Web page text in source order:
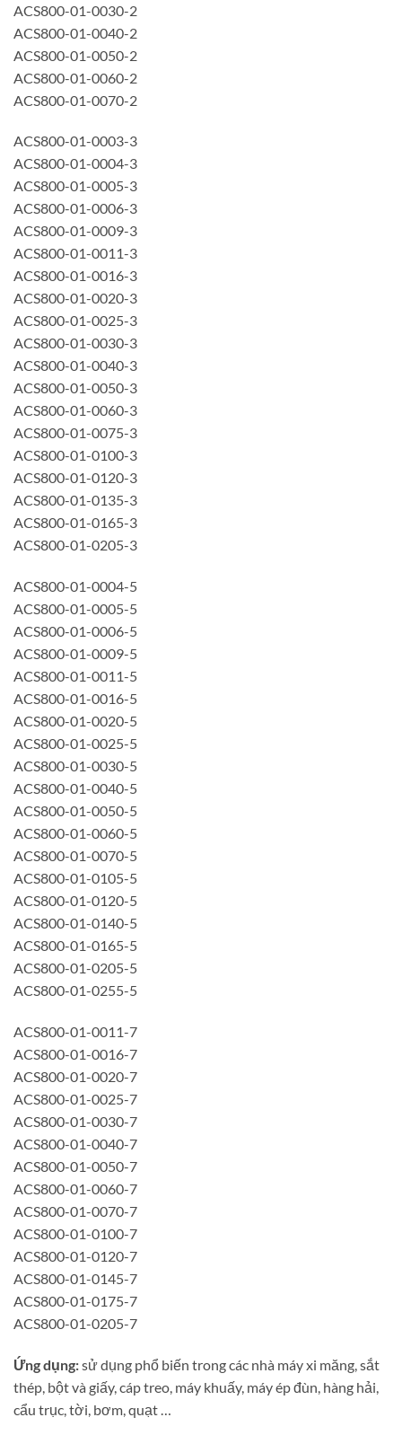
ACS800-01-0030-2
ACS800-01-0040-2
ACS800-01-0050-2
ACS800-01-0060-2
ACS800-01-0070-2
ACS800-01-0003-3
ACS800-01-0004-3
ACS800-01-0005-3
ACS800-01-0006-3
ACS800-01-0009-3
ACS800-01-0011-3
ACS800-01-0016-3
ACS800-01-0020-3
ACS800-01-0025-3
ACS800-01-0030-3
ACS800-01-0040-3
ACS800-01-0050-3
ACS800-01-0060-3
ACS800-01-0075-3
ACS800-01-0100-3
ACS800-01-0120-3
ACS800-01-0135-3
ACS800-01-0165-3
ACS800-01-0205-3
ACS800-01-0004-5
ACS800-01-0005-5
ACS800-01-0006-5
ACS800-01-0009-5
ACS800-01-0011-5
ACS800-01-0016-5
ACS800-01-0020-5
ACS800-01-0025-5
ACS800-01-0030-5
ACS800-01-0040-5
ACS800-01-0050-5
ACS800-01-0060-5
ACS800-01-0070-5
ACS800-01-0105-5
ACS800-01-0120-5
ACS800-01-0140-5
ACS800-01-0165-5
ACS800-01-0205-5
ACS800-01-0255-5
ACS800-01-0011-7
ACS800-01-0016-7
ACS800-01-0020-7
ACS800-01-0025-7
ACS800-01-0030-7
ACS800-01-0040-7
ACS800-01-0050-7
ACS800-01-0060-7
ACS800-01-0070-7
ACS800-01-0100-7
ACS800-01-0120-7
ACS800-01-0145-7
ACS800-01-0175-7
ACS800-01-0205-7
Ứng dụng:sử dụng phổ biến trong các nhà máy xi măng, sắt
thép, bột và giấy, cáp treo, máy khuấy, máy ép đùn, hàng hải,
cẩu trục, tời, bơm, quạt …